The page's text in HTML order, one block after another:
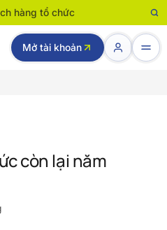
hàng tổ chức
Mở tài khoản
còn lại năm